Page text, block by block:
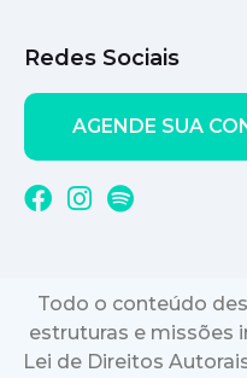
Redes Sociais
AGENDE SUA
Todo o conteúdo
estruturas e missões
Lei de Direitos